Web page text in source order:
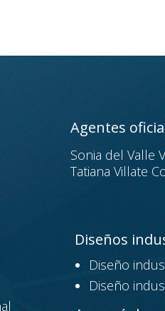
Agentes
Sonia del Valle
Tatiana Villate
Diseños
Diseño
Diseño